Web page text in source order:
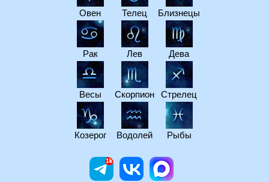
Овен Телец Близнецы
Рак Лев Дева
Весы Скорпион Стрелец
Козерог Водолей Рыбы